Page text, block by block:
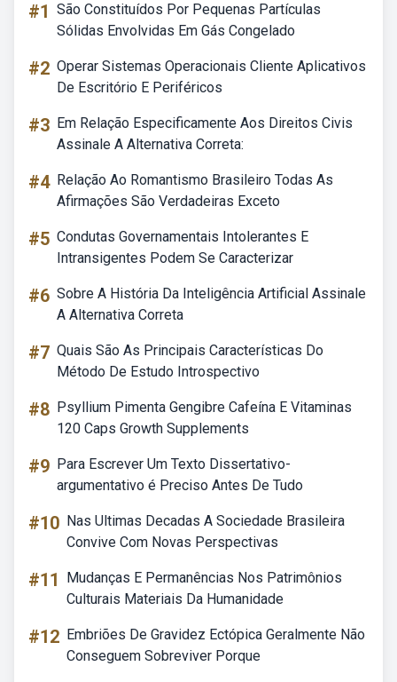
#1 São Constituídos Por Pequenas Partículas
Sólidas Envolvidas Em Gás Congelado
#2 Operar Sistemas Operacionais Cliente Aplicativos
De Escritório E Periféricos
#3 Em Relação Especificamente Aos Direitos Civis
Assinale A Alternativa Correta:
#4 Relação Ao Romantismo Brasileiro Todas As
Afirmações São Verdadeiras Exceto
#5 Condutas Governamentais Intolerantes E
Intransigentes Podem Se Caracterizar
#6 Sobre A História Da Inteligência Artificial Assinale
A Alternativa Correta
#7 Quais São As Principais Características Do
Método De Estudo Introspectivo
#8 Psyllium Pimenta Gengibre Cafeína E Vitaminas
120 Caps Growth Supplements
#9 Para Escrever Um Texto Dissertativo-
argumentativo é Preciso Antes De Tudo
#10 Nas Ultimas Decadas A Sociedade Brasileira
Convive Com Novas Perspectivas
#11
Mudanças E Permanências Nos Patrimônios
Culturais Materiais Da Humanidade
#12 Embriões De Gravidez Ectópica Geralmente Não
Conseguem Sobreviver Porque